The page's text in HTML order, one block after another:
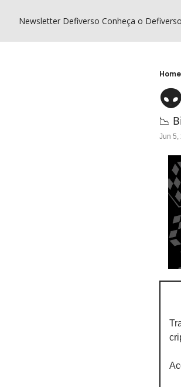
Newsletter Defiverso Conheça o Defiverso
Home
📉
Jun 5,